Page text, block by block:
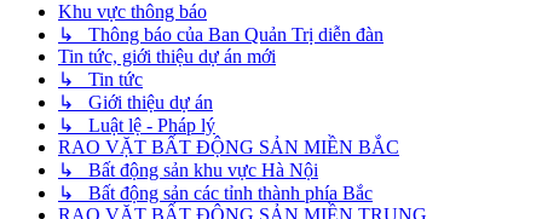
Khu vực thông báo
↳ Thông báo của Ban Quản Trị diễn đàn
Tin tức, giới thiệu dự án mới
↳ Tin tức
↳ Giới thiệu dự án
↳ Luật lệ - Pháp lý
RAO VẶT BẤT ĐỘNG SẢN MIỀN BẮC
↳ Bất động sản khu vực Hà Nội
↳ Bất động sản các tỉnh thành phía Bắc